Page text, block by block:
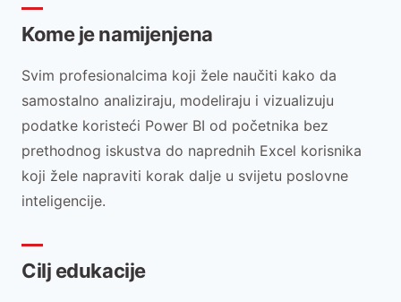
Kome je namijenjena
Svim profesionalcima koji žele naučiti kako da
samostalno analiziraju, modeliraju i vizualizuju
podatke koristeći Power BI od početnika bez
prethodnog iskustva do naprednih Excel korisnika
koji žele napraviti korak dalje u svijetu poslovne
inteligencije.
Cilj edukacije